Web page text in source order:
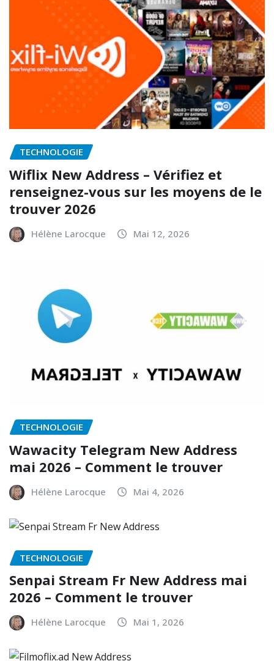
TECHNOLOGIE
Wiflix New Address – Vérifiez et
renseignez-vous sur les moyens de le
trouver 2026
Hélène Larocque Mai 12, 2026
TECHNOLOGIE
Wawacity Telegram New Address
mai 2026 – Comment le trouver
Hélène Larocque Mai 4, 2026
TECHNOLOGIE
Senpai Stream Fr New Address mai
2026 – Comment le trouver
Hélène Larocque Mai 1, 2026